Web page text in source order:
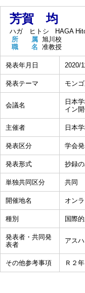
芳賀 均
ハガ ヒトシ
HAGA
所 属 旭川校
職 名 准教授
発表年月日 2020/
発表テーマ モン
会議名
日本
イン開
主催者 日本
発表区分 学会
発表形式 抄録
単独共同区分 共同
開催地名 オン
種別 国際
発表者・共同発
表者
アス
その他参考事項 Ｒ２